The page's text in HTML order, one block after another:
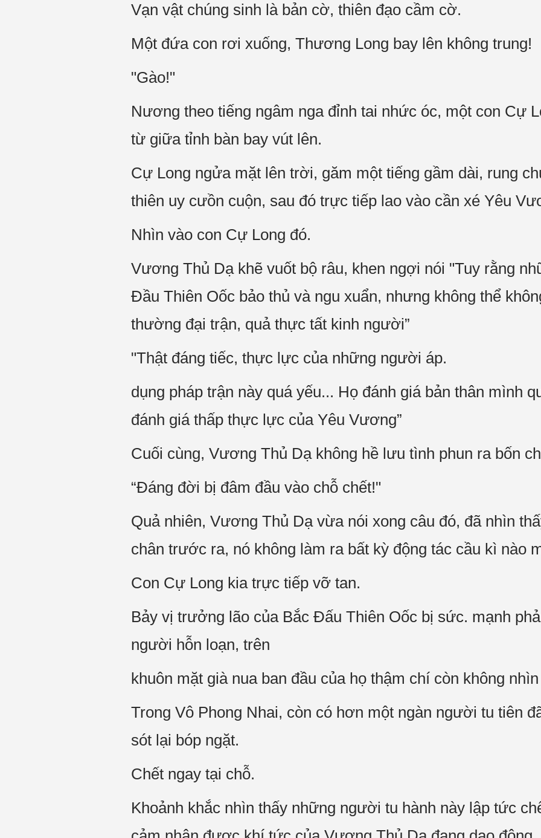
Vạn vật chúng sinh là bản cờ, thiên đạo cầm cờ.
Một đứa con rơi xuống, Thương Long bay lên không trung!
"Gào!"
Nương theo tiếng ngâm nga đỉnh tai nhức óc, một con Cự
từ giữa tỉnh bàn bay vút lên.
Cự Long ngửa mặt lên trời, găm một tiếng gầm dài, rung
thiên uy cưồn cuộn, sau đó trực tiếp lao vào cần xé Yêu
Nhìn vào con Cự Long đó.
Vương Thủ Dạ khẽ vuốt bộ râu, khen ngợi nói "Tuy rằng
Đầu Thiên Oốc bảo thủ và ngu xuẩn, nhưng không thể
thường đại trận, quả thực tất kinh người”
"Thật đáng tiếc, thực lực của những người áp.
dụng pháp trận này quá yếu... Họ đánh giá bản thân mình
đánh giá thấp thực lực của Yêu Vương”
Cuối cùng, Vương Thủ Dạ không hề lưu tình phun ra bốn
“Đáng đời bị đâm đầu vào chỗ chết!"
Quả nhiên, Vương Thủ Dạ vừa nói xong câu đó, đã nhìn
chân trước ra, nó không làm ra bất kỳ động tác cầu kì nào
Con Cự Long kia trực tiếp vỡ tan.
Bảy vị trưởng lão của Bắc Đấu Thiên Oốc bị sức. mạnh
người hỗn loạn, trên
khuôn mặt già nua ban đầu của họ thậm chí còn không
Trong Vô Phong Nhai, còn có hơn một ngàn người tu tiên
sót lại bóp ngặt.
Chết ngay tại chỗ.
Khoảnh khắc nhìn thấy những người tu hành này lập tức